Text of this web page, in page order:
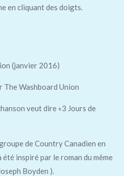
en cliquant des doigts.
(janvier 2016)
The Washboard Union
veut dire «3 Jours de
de Country Canadien en
inspiré par le roman du même
Boyden ).